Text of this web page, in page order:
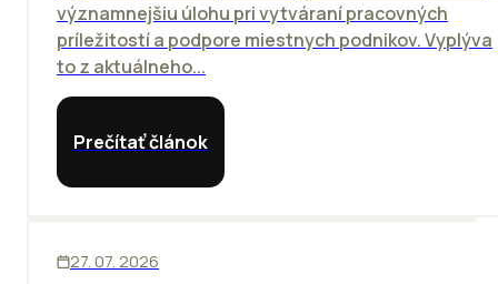
významnejšiu úlohu pri vytváraní pracovných
príležitostí a podpore miestnych podnikov. Vyplýva
to z aktuálneho...
Prečítať článok
27. 07. 2026